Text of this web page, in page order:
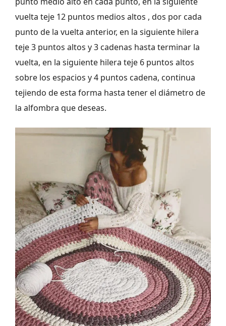
vuelta teje 12 puntos medios altos , dos por cada
punto de la vuelta anterior, en la siguiente hilera
teje 3 puntos altos y 3 cadenas hasta terminar la
vuelta, en la siguiente hilera teje 6 puntos altos
sobre los espacios y 4 puntos cadena, continua
tejiendo de esta forma hasta tener el diámetro de
la alfombra que deseas.